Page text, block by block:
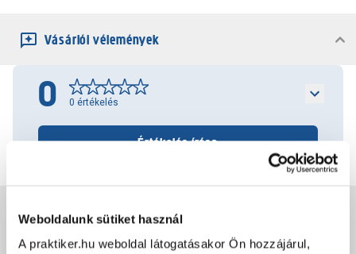
Weboldalunk sütiket használ
A praktiker.hu weboldal látogatásakor Ön hozzájárul,
Vásárlói vélemények
0 0 értékelés
Értékelés írása
Jótállás, szavatosság